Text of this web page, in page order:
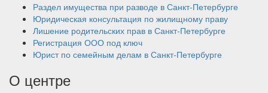
Раздел имущества при разводе в Санкт-Петербурге
Юридическая консультация по жилищному праву
Лишение родительских прав в Санкт-Петербурге
Регистрация ООО под ключ
Юрист по семейным делам в Санкт-Петербурге
О центре